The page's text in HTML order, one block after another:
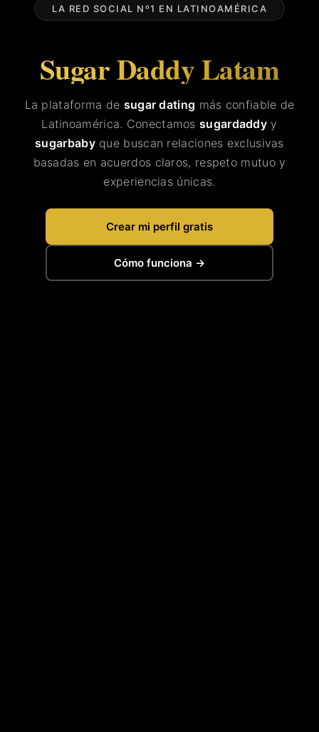
LA RED SOCIAL Nº1 EN LATINOAMÉRICA
Sugar Daddy Latam
La plataforma de sugar dating más confiable de
Latinoamérica. Conectamossugardaddy y
sugarbabyque buscan relaciones exclusivas
basadas en acuerdos claros, respeto mutuo y
experiencias únicas.
Crear mi perfil gratis
Cómo funciona →